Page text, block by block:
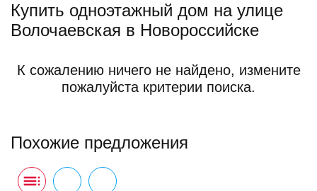
Купить одноэтажный дом на улице
Волочаевская в Новороссийске
К сожалению ничего не найдено, измените
пожалуйста критерии поиска.
Похожие предложения